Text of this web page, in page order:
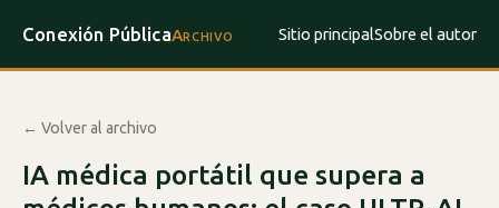
Conexión PúblicaArchivo Sitio principalSobre el autor
← Volver al archivo
IA médica portátil que supera a